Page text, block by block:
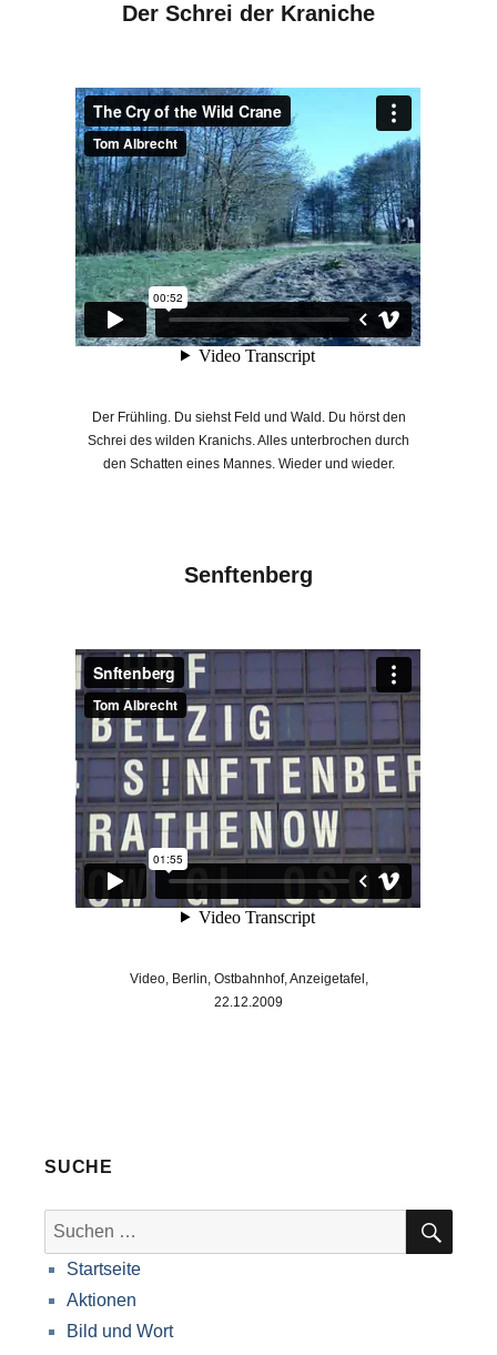
Der Schrei der Kraniche
Der Frühling. Du siehst Feld und Wald. Du hörst den
Schrei des wilden Kranichs. Alles unterbrochen durch
den Schatten eines Mannes. Wieder und wieder.
Senftenberg
Video, Berlin, Ostbahnhof, Anzeigetafel,
22.12.2009
SUCHE
Suche
nach:
Startseite
Aktionen
Bild und Wort